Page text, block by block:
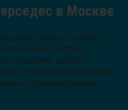
в Москве
требует особого
систем
дороги
и предлагаем ремонт
на превентивном